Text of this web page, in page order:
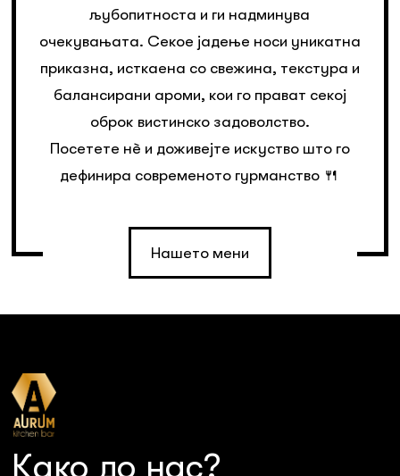
Нашето мени
љубопитноста и ги надминува
очекувањата. Секое јадење носи уникатна
приказна, исткаена со свежина, текстура и
балансирани ароми, кои го прават секој
оброк вистинско задоволство.
Посетете нè и доживејте искуство што го
дефинира современото гурманство 🍴
Како до нас?